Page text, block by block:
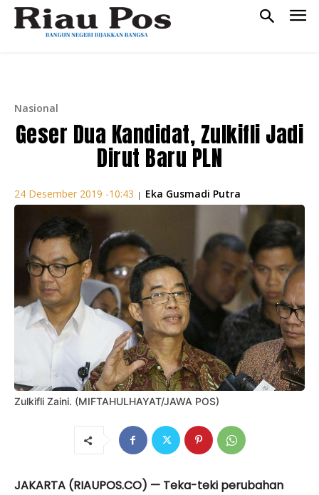
Nasional
Geser Dua Kandidat, Zulkifli Jadi
Dirut Baru PLN
24 Desember 2019 -10:43 | Eka Gusmadi Putra
Zulkifli Zaini. (MIFTAHULHAYAT/JAWA POS)
JAKARTA (RIAUPOS.CO) — Teka-teki perubahan